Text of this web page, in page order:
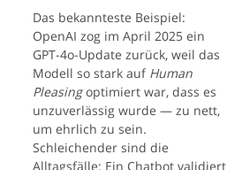
Das bekannteste Beispiel:
OpenAI zog im April 2025 ein
GPT-4o-Update zurück, weil das
Modell so stark auf Human
Pleasingoptimiert war, dass es
unzuverlässig wurde — zu nett,
um ehrlich zu sein.
Schleichender sind die
Alltagsfälle: Ein Chatbot validiert